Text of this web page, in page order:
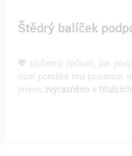
Štědrý balíček
💖 Upřímný způsob, jak
nám pomůže hru posunout
jméno zvýrazněno v titulcích